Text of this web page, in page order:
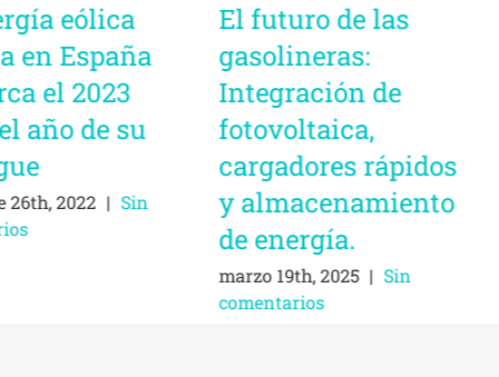
eólica
en España
el 2023
año de su
26th, 2022 | Sin
El futuro de las
gasolineras:
Integración de
fotovoltaica,
cargadores rápidos
y almacenamiento
de energía.
marzo 19th, 2025 | Sin
comentarios